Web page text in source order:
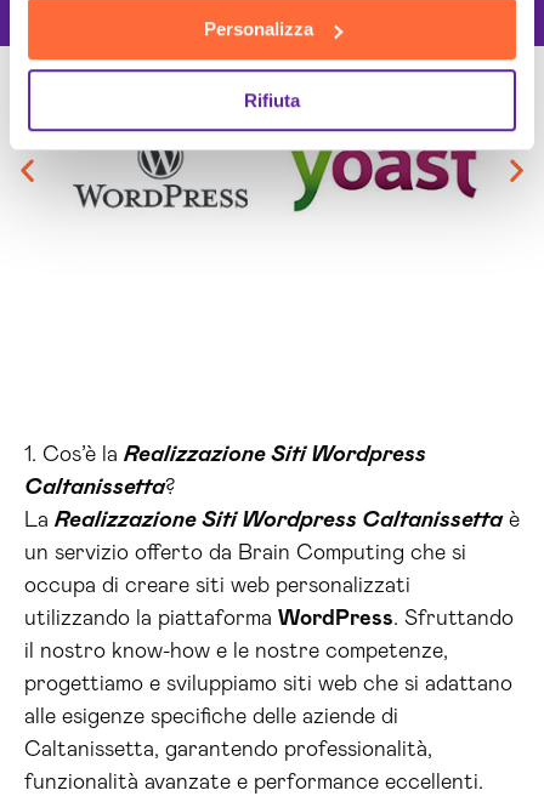
Personalizza
Rifiuta
1. Cos’è la Realizzazione Siti Wordpress
Caltanissetta?
La Realizzazione Siti Wordpress Caltanissettaè
un servizio offerto da Brain Computing che si
occupa di creare siti web personalizzati
utilizzando la piattaforma WordPress. Sfruttando
il nostro know-how e le nostre competenze,
progettiamo e sviluppiamo siti web che si adattano
alle esigenze specifiche delle aziende di
Caltanissetta, garantendo professionalità,
funzionalità avanzate e performance eccellenti.